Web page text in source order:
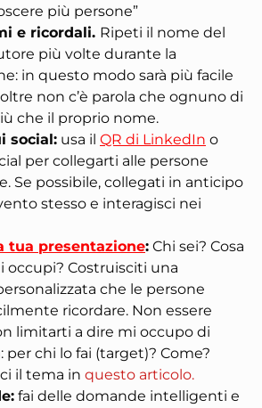
più persone”
e ricordali. Ripeti il nome del
più volte durante la
in questo modo sarà più facile
non c’è parola che ognuno di
che il proprio nome.
social: usa il QR di LinkedIn o
per collegarti alle persone
Se possibile, collegati in anticipo
stesso e interagisci nei
tua presentazione: Chi sei? Cosa
occupi? Costruisciti una
che le persone
ricordare. Non essere
limitarti a dire mi occupo di
per chi lo fai (target)? Come?
il tema in questo articolo.
: fai delle domande intelligenti e